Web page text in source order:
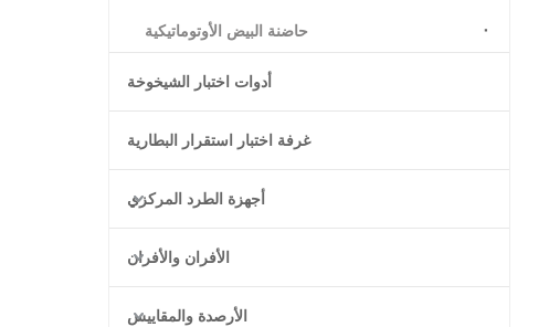
حاضنة البيض الأوتوماتيكية
أدوات اختبار الشيخوخة
غرفة اختبار استقرار البطارية
أجهزة الطرد المركزي
الأفران والأفران
الأرصدة والمقاييس